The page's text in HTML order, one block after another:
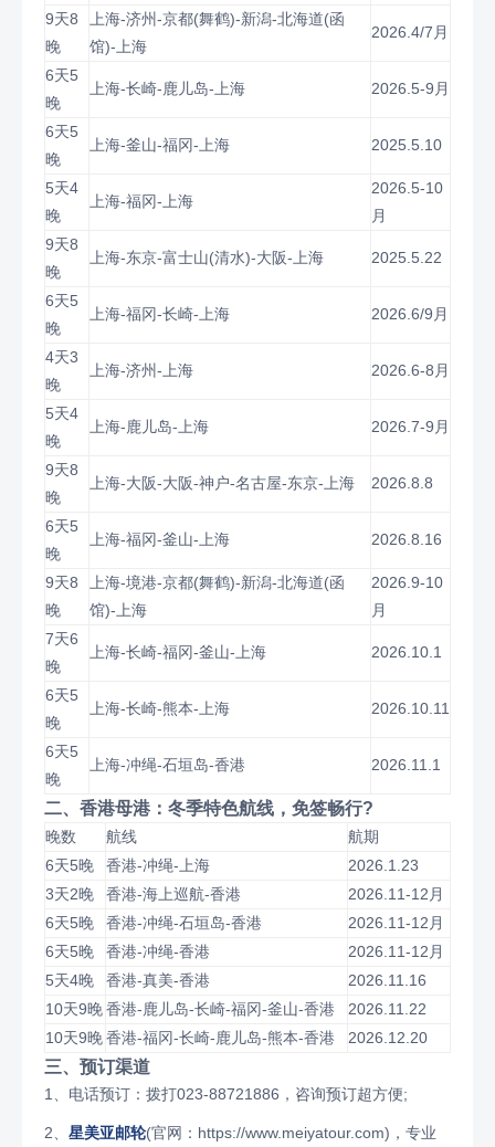
9天8
晚
上海-济州-京都(舞鹤)-新潟-北海道(函
馆)-上海
2026.4/7月
6天5
晚
上海-长崎-鹿儿岛-上海 2026.5-9月
6天5
晚
上海-釜山-福冈-上海 2025.5.10
5天4
晚
上海-福冈-上海
2026.5-10
月
9天8
晚
上海-东京-富士山(清水)-大阪-上海 2025.5.22
6天5
晚
上海-福冈-长崎-上海 2026.6/9月
4天3
晚
上海-济州-上海 2026.6-8月
5天4
晚
上海-鹿儿岛-上海 2026.7-9月
9天8
晚
上海-大阪-大阪-神户-名古屋-东京-上海 2026.8.8
6天5
晚
上海-福冈-釜山-上海 2026.8.16
9天8
晚
上海-境港-京都(舞鹤)-新潟-北海道(函
馆)-上海
2026.9-10
月
7天6
晚
上海-长崎-福冈-釜山-上海 2026.10.1
6天5
晚
上海-长崎-熊本-上海 2026.10.11
6天5
晚
上海-冲绳-石垣岛-香港 2026.11.1
二、香港母港：冬季特色航线，免签畅行?
晚数 航线
航期
6天5晚
香港-冲绳-上海
2026.1.23
3天2晚
香港-海上巡航-香港
2026.11-12月
6天5晚
香港-冲绳-石垣岛-香港
2026.11-12月
6天5晚
香港-冲绳-香港
2026.11-12月
5天4晚
香港-真美-香港
2026.11.16
10天9晚香港-鹿儿岛-长崎-福冈-釜山-香港
2026.11.22
10天9晚香港-福冈-长崎-鹿儿岛-熊本-香港 2026.12.20
三、预订渠道
1、电话预订：拨打023-88721886，咨询预订超方便;
2、 星美亚邮轮(官网：https://www.meiyatour.com)，专业